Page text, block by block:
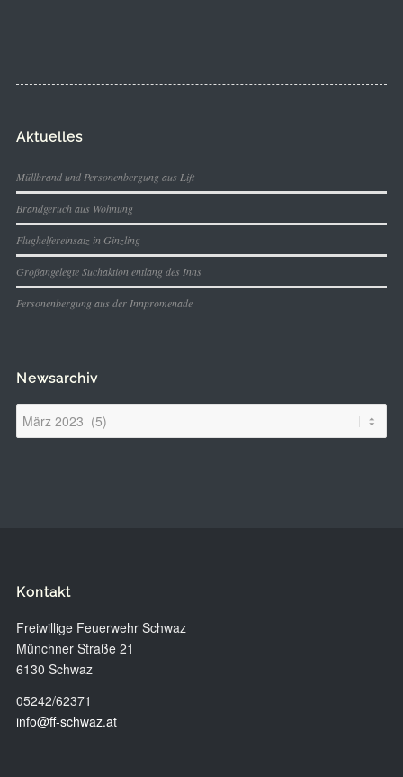
Aktuelles
Müllbrand und Personenbergung aus Lift
Brandgeruch aus Wohnung
Flughelfereinsatz in Ginzling
Großangelegte Suchaktion entlang des Inns
Personenbergung aus der Innpromenade
Newsarchiv
Kontakt
Freiwillige Feuerwehr Schwaz
Münchner Straße 21
6130 Schwaz
05242/62371
info@ff-schwaz.at